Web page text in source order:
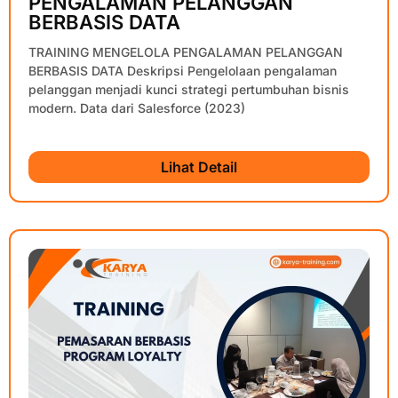
BERBASIS DATA
TRAINING MENGELOLA PENGALAMAN PELANGGAN
BERBASIS DATA Deskripsi Pengelolaan pengalaman
pelanggan menjadi kunci strategi pertumbuhan bisnis
modern. Data dari Salesforce (2023)
Lihat Detail